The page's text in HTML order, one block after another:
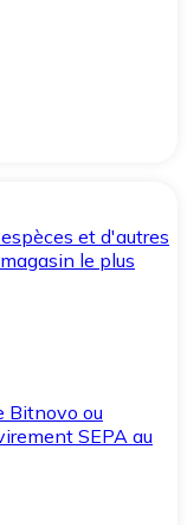
et d'autres
le plus
Bitnovo ou
SEPA au